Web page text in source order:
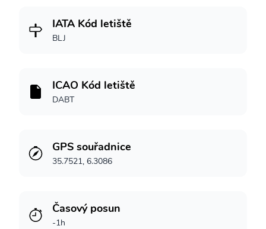
IATA Kód letiště
BLJ
ICAO Kód letiště
DABT
GPS souřadnice
35.7521, 6.3086
Časový posun
-1h